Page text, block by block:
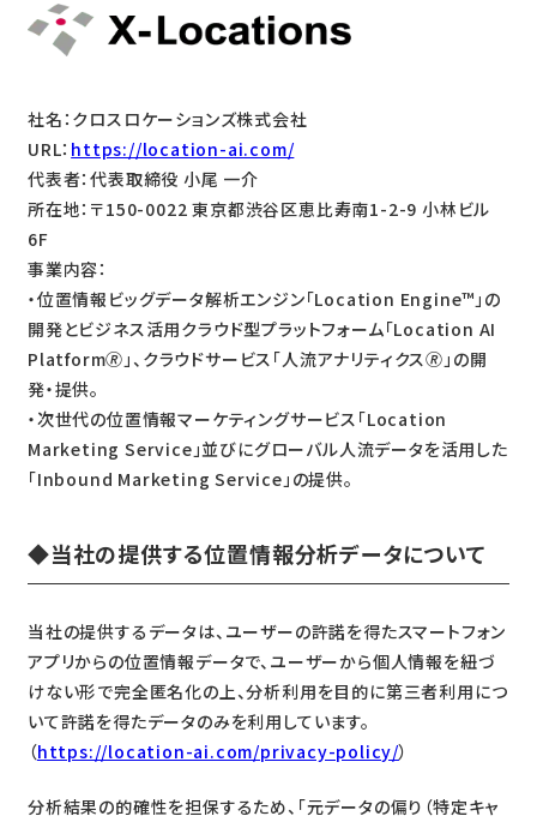
社名：クロスロケーションズ株式会社
URL： https://location-ai.com/
代表者：代表取締役 小尾 一介
所在地：〒150-0022 東京都渋谷区恵比寿南1-2-9 小林ビル
6F
事業内容：
・位置情報ビッグデータ解析エンジン「Location Engine™」の
開発とビジネス活用クラウド型プラットフォーム「Location AI
Platform🄬」、クラウドサービス「人流アナリティクス🄬」の開
発・提供。
・次世代の位置情報マーケティングサービス「Location
Marketing Service」並びにグローバル人流データを活用した
「Inbound Marketing Service」の提供。
◆当社の提供する位置情報分析データについて
当社の提供するデータは、ユーザーの許諾を得たスマートフォン
アプリからの位置情報データで、ユーザーから個人情報を紐づ
けない形で完全匿名化の上、分析利用を目的に第三者利用につ
いて許諾を得たデータのみを利用しています。
（https://location-ai.com/privacy-policy/）
分析結果の的確性を担保するため、「元データの偏り（特定キャ